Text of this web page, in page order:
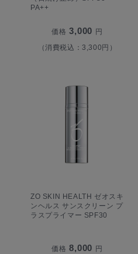
PA++
価格 3,000 円
（消費税込：3,300円）
ZO SKIN HEALTH ゼオスキ
ンヘルス サンスクリーン プ
ラスプライマー SPF30
価格 8,000 円